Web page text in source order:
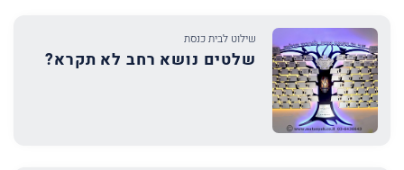
שילוט לבית כנסת
שלטים נושא רחב לא תקרא?